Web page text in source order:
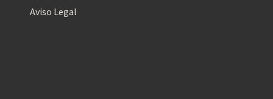
Aviso Legal